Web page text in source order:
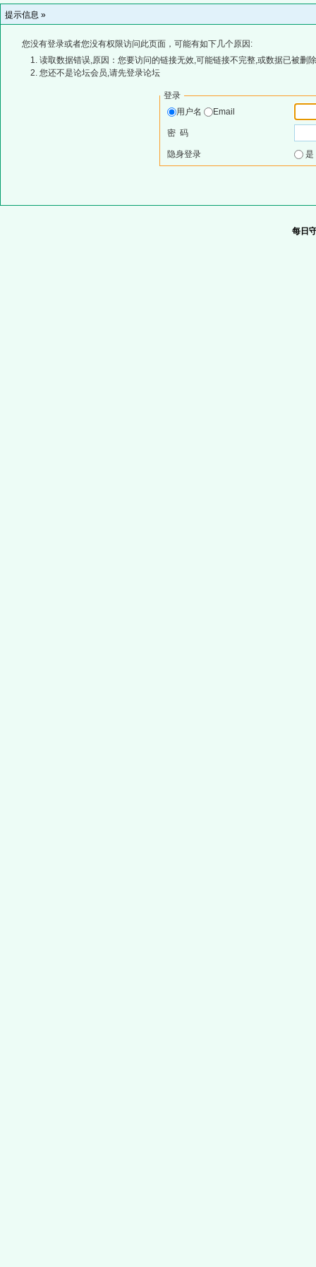
提示信息 »
您没有登录或者您没有权限访问此页面，可能有如下几个原因:
读取数据错误,原因：您要访问的链接无效,可能链接不完整,或数据已被删
您还不是论坛会员,请先登录论坛
登录
用户名
Email
密 码
隐身登录
每日